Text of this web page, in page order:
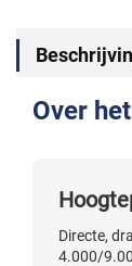
Over
Directe,
4.000/